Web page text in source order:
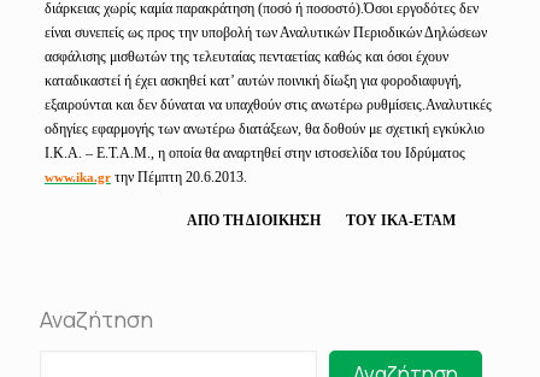
διάρκειας χωρίς καμία παρακράτηση (ποσό ή ποσοστό).Όσοι εργοδότες δεν
είναι συνεπείς ως προς την υποβολή των Αναλυτικών Περιοδικών Δηλώσεων
ασφάλισης μισθωτών της τελευταίας πενταετίας καθώς και όσοι έχουν
καταδικαστεί ή έχει ασκηθεί κατ’ αυτών ποινική δίωξη για φοροδιαφυγή,
εξαιρούνται και δεν δύναται να υπαχθούν στις ανωτέρω ρυθμίσεις.Αναλυτικές
οδηγίες εφαρμογής των ανωτέρω διατάξεων, θα δοθούν με σχετική εγκύκλιο
Ι.Κ.Α. – Ε.Τ.Α.Μ., η οποία θα αναρτηθεί στην ιστοσελίδα του Ιδρύματος
www.ika.grτην Πέμπτη 20.6.2013.
ΑΠΟ ΤΗ ΔΙΟΙΚΗΣΗ ΤΟΥ ΙΚΑ-ΕΤΑΜ
Αναζήτηση